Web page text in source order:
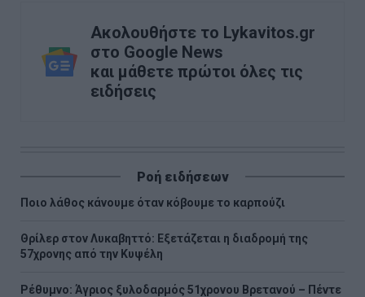
Ακολουθήστε το Lykavitos.gr
στο Google News
και μάθετε πρώτοι όλες τις
ειδήσεις
Ροή ειδήσεων
Ποιο λάθος κάνουμε όταν κόβουμε το καρπούζι
Θρίλερ στον Λυκαβηττό: Εξετάζεται η διαδρομή της
57χρονης από την Κυψέλη
Ρέθυμνο: Άγριος ξυλοδαρμός 51χρονου Βρετανού – Πέντε